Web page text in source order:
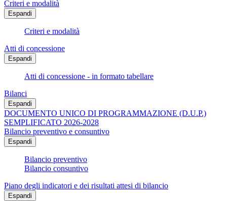
Criteri e modalità
Espandi
Criteri e modalità
Atti di concessione
Espandi
Atti di concessione - in formato tabellare
Bilanci
Espandi
DOCUMENTO UNICO DI PROGRAMMAZIONE (D.U.P.)
SEMPLIFICATO 2026-2028
Bilancio preventivo e consuntivo
Espandi
Bilancio preventivo
Bilancio consuntivo
Piano degli indicatori e dei risultati attesi di bilancio
Espandi